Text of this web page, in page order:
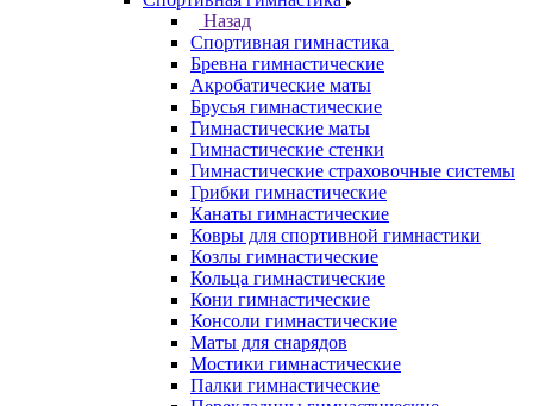
Назад
Спортивная гимнастика
Бревна гимнастические
Акробатические маты
Брусья гимнастические
Гимнастические маты
Гимнастические стенки
Гимнастические страховочные системы
Грибки гимнастические
Канаты гимнастические
Ковры для спортивной гимнастики
Козлы гимнастические
Кольца гимнастические
Кони гимнастические
Консоли гимнастические
Маты для снарядов
Мостики гимнастические
Палки гимнастические